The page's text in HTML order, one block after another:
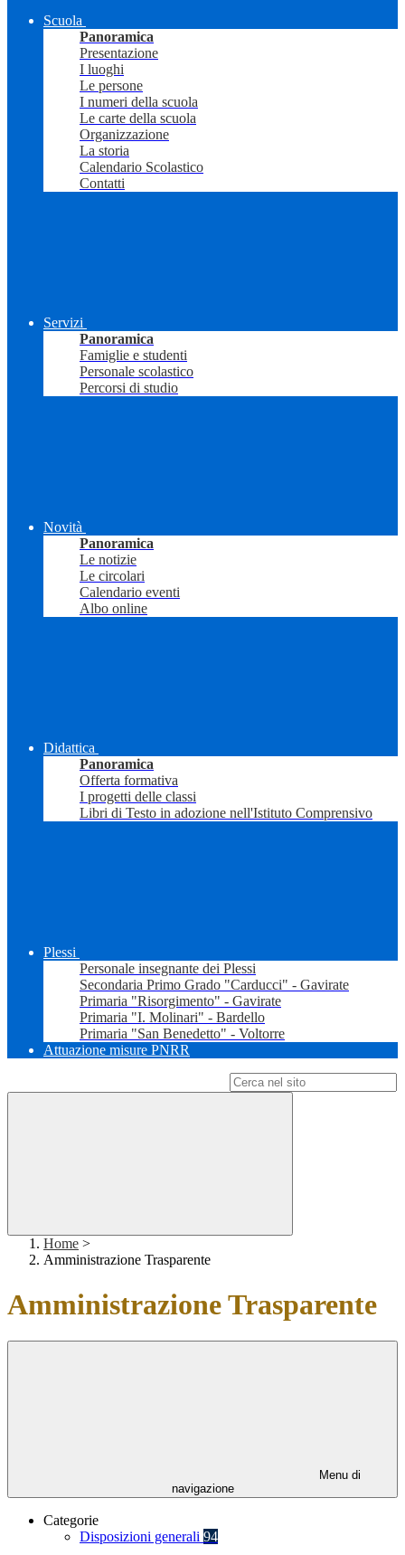
Scuola
Panoramica
Presentazione
I luoghi
Le persone
I numeri della scuola
Le carte della scuola
Organizzazione
La storia
Calendario Scolastico
Contatti
Servizi
Panoramica
Famiglie e studenti
Personale scolastico
Percorsi di studio
Novità
Panoramica
Le notizie
Le circolari
Calendario eventi
Albo online
Didattica
Panoramica
Offerta formativa
I progetti delle classi
Libri di Testo in adozione nell'Istituto Comprensivo
Plessi
Personale insegnante dei Plessi
Secondaria Primo Grado "Carducci" - Gavirate
Primaria "Risorgimento" - Gavirate
Primaria "I. Molinari" - Bardello
Primaria "San Benedetto" - Voltorre
Attuazione misure PNRR
Home >
Amministrazione Trasparente
Amministrazione Trasparente
Menu di
navigazione
Categorie
Disposizioni generali 94